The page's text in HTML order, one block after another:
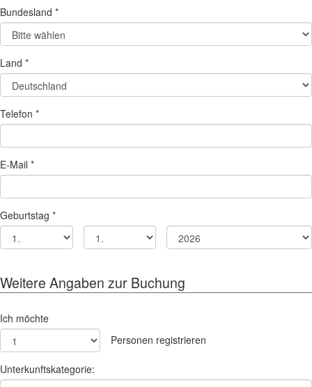
Bundesland *
Land *
Telefon *
E-Mail *
Geburtstag *
Weitere Angaben zur Buchung
Ich möchte
Personen registrieren
Unterkunftskategorie: